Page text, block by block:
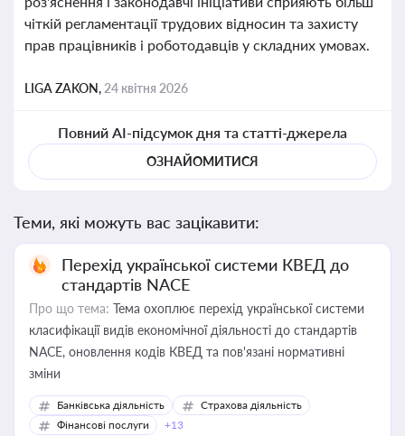
чіткій регламентації трудових відносин та захисту
прав працівників і роботодавців у складних умовах.
LIGA ZAKON, 24 квітня 2026
Повний AI-підсумок дня та статті-джерела
ОЗНАЙОМИТИСЯ
Теми, які можуть вас зацікавити:
Перехід української системи КВЕД до
стандартів NACE
Про що тема: Тема охоплює перехід української системи
класифікації видів економічної діяльності до стандартів
NACE, оновлення кодів КВЕД та пов'язані нормативні
зміни
Банківська діяльність
Страхова діяльність
Фінансові послуги
+13